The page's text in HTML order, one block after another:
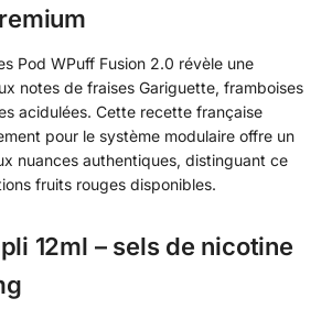
Pod WPuff Fusion 2.0 révèle une
notes de fraises Gariguette, framboises
acidulées. Cette recette française
pour le système modulaire offre un
nuances authentiques, distinguant ce
fruits rouges disponibles.
12ml – sels de nicotine